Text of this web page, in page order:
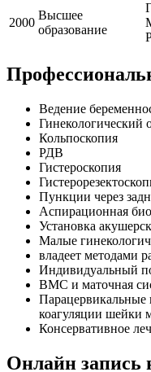
2000
Высшее
образование
Ведение
Гинекологический
Кольпоскопия
РДВ
Гистероскопия
Пункции через
Аспирационная
Установка
Малые
владеет методами
Индивидуальный
ВМС и маточная
коагуляции шейки
Консервативное
Онлайн запись